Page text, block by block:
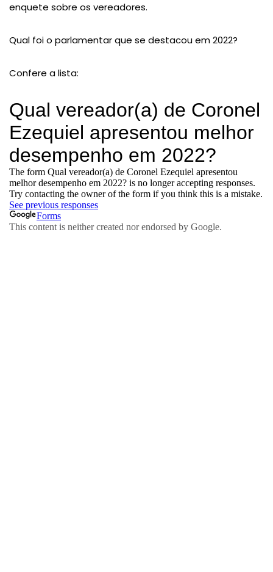
enquete sobre os vereadores.
Qual foi o parlamentar que se destacou em 2022?
Confere a lista: